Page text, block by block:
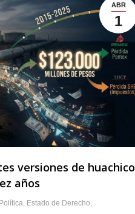
ABR
1
versiones de
años
Estado de Derecho